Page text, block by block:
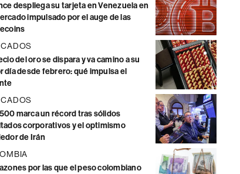
despliega su tarjeta en Venezuela en
impulsado por el auge de las
del oro se dispara y va camino a su
día desde febrero: qué impulsa el
marca un récord tras sólidos
corporativos y el optimismo
de Irán
por las que el peso colombiano